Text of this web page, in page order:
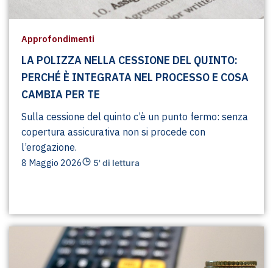
Approfondimenti
LA POLIZZA NELLA CESSIONE DEL QUINTO:
PERCHÉ È INTEGRATA NEL PROCESSO E COSA
CAMBIA PER TE
Sulla cessione del quinto c’è un punto fermo: senza
copertura assicurativa non si procede con
l’erogazione.
8 Maggio 2026 5' di lettura